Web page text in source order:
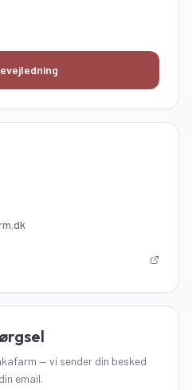
— vi sender din besked
email.